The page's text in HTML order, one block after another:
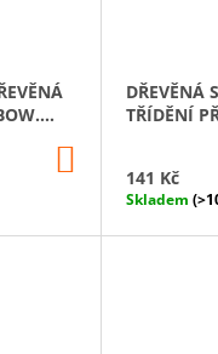
KOŠÍKU
DŘEVĚNÁ
TŘÍDĚNÍ
141 Kč
Skladem